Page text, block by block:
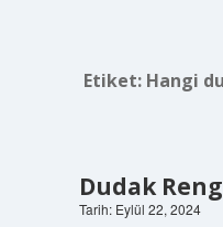
Etiket: Hangi
Dudak
Tarih: Eylül 22, 2024